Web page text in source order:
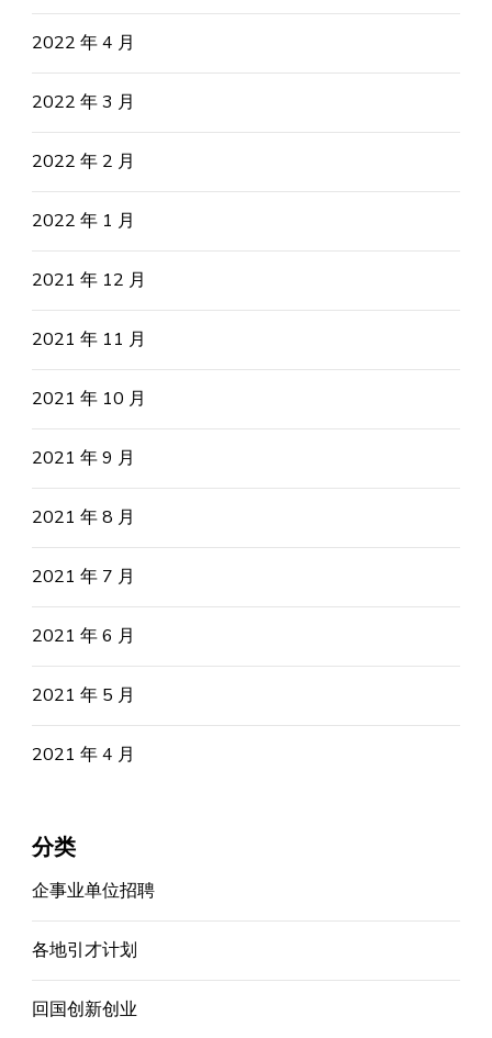
2022 年 4 月
2022 年 3 月
2022 年 2 月
2022 年 1 月
2021 年 12 月
2021 年 11 月
2021 年 10 月
2021 年 9 月
2021 年 8 月
2021 年 7 月
2021 年 6 月
2021 年 5 月
2021 年 4 月
分类
企事业单位招聘
各地引才计划
回国创新创业